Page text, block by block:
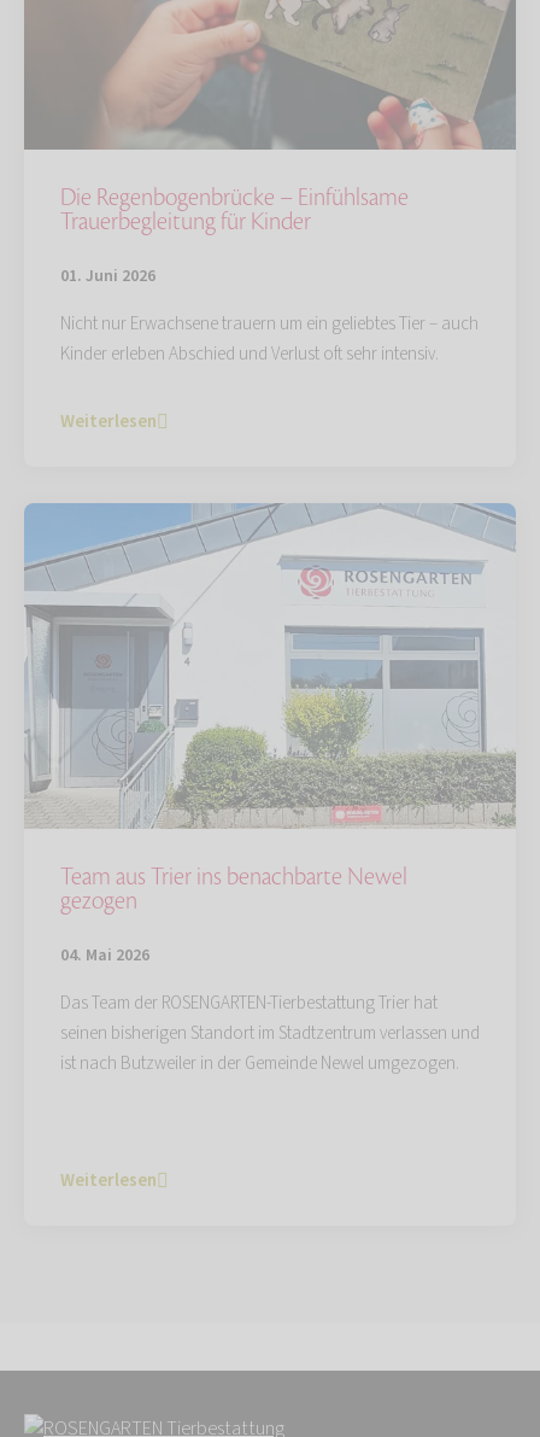
Die Regenbogenbrücke – Einfühlsame
Trauerbegleitung für Kinder
01. Juni 2026
Nicht nur Erwachsene trauern um ein geliebtes Tier – auch
Kinder erleben Abschied und Verlust oft sehr intensiv.
Weiterlesen
Team aus Trier ins benachbarte Newel
gezogen
04. Mai 2026
Das Team der ROSENGARTEN-Tierbestattung Trier hat
seinen bisherigen Standort im Stadtzentrum verlassen und
ist nach Butzweiler in der Gemeinde Newel umgezogen.
Weiterlesen